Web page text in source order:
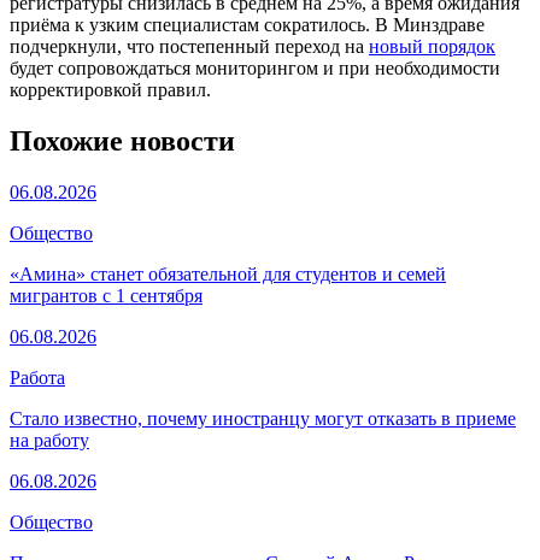
приёма к узким специалистам сократилось. В Минздраве
подчеркнули, что постепенный переход на новый порядок
будет сопровождаться мониторингом и при необходимости
корректировкой правил.
Похожие новости
06.08.2026
Общество
«Амина» станет обязательной для студентов и семей
мигрантов с 1 сентября
06.08.2026
Работа
Стало известно, почему иностранцу могут отказать в приеме
на работу
06.08.2026
Общество